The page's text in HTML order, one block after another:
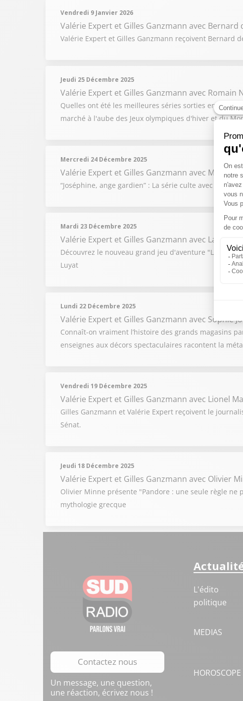
Vendredi 9 Janvier 2026
Valérie Expert et Gilles Ganzmann avec Bernard
Valérie Expert et Gilles Ganzmann reçoivent Bernard
Jeudi 25 Décembre 2025
Valérie Expert et Gilles Ganzmann avec Romain
Quelles ont été les meilleures séries sorties en 2025
marché à l'aube des Jeux olympiques d'hiver et du
Mercredi 24 Décembre 2025
Valérie Expert et Gilles Ganzmann avec Mimie
“Joséphine, ange gardien” : La série culte avec Mimie
Mardi 23 Décembre 2025
Valérie Expert et Gilles Ganzmann avec Laurent
Découvrez le nouveau grand jeu d'aventure
Luyat
Lundi 22 Décembre 2025
Valérie Expert et Gilles Ganzmann avec Sophie
Connaît-on vraiment l’histoire des grands magasins
enseignes aux décors spectaculaires racontent la
Vendredi 19 Décembre 2025
Valérie Expert et Gilles Ganzmann avec Lionel
Gilles Ganzmann et Valérie Expert reçoivent le
Sénat.
Jeudi 18 Décembre 2025
Valérie Expert et Gilles Ganzmann avec Olivier
Olivier Minne présente "Pandore : une seule règle
mythologie grecque
Contactez nous
Un message, une question,
une réaction, écrivez nous !
L'édito
politique
MEDIAS
HOROSCOPE